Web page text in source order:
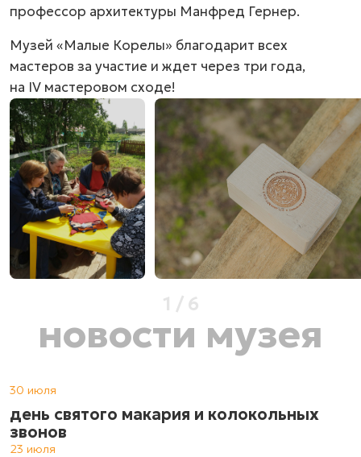
профессор архитектуры Манфред Гернер.
Музей «Малые Корелы» благодарит всех
мастеров за участие и ждет через три года,
на IV мастеровом сходе!
1 / 6
новости музея
30 июля
день святого макария и колокольных
звонов
23 июля